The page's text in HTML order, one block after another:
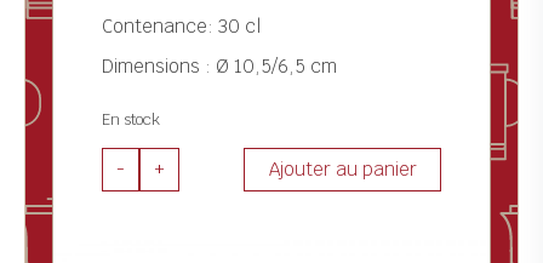
Contenance: 30 cl
Dimensions : Ø 10,5/6,5 cm
En stock
- + Ajouter au panier